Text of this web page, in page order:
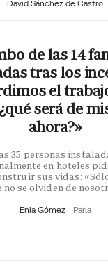
David Sánchez de Castro
de las 14
tras los
el
será de
ahora?»
35 personas
en hoteles
sus vidas:
no se olviden de
Enia Gómez Parla